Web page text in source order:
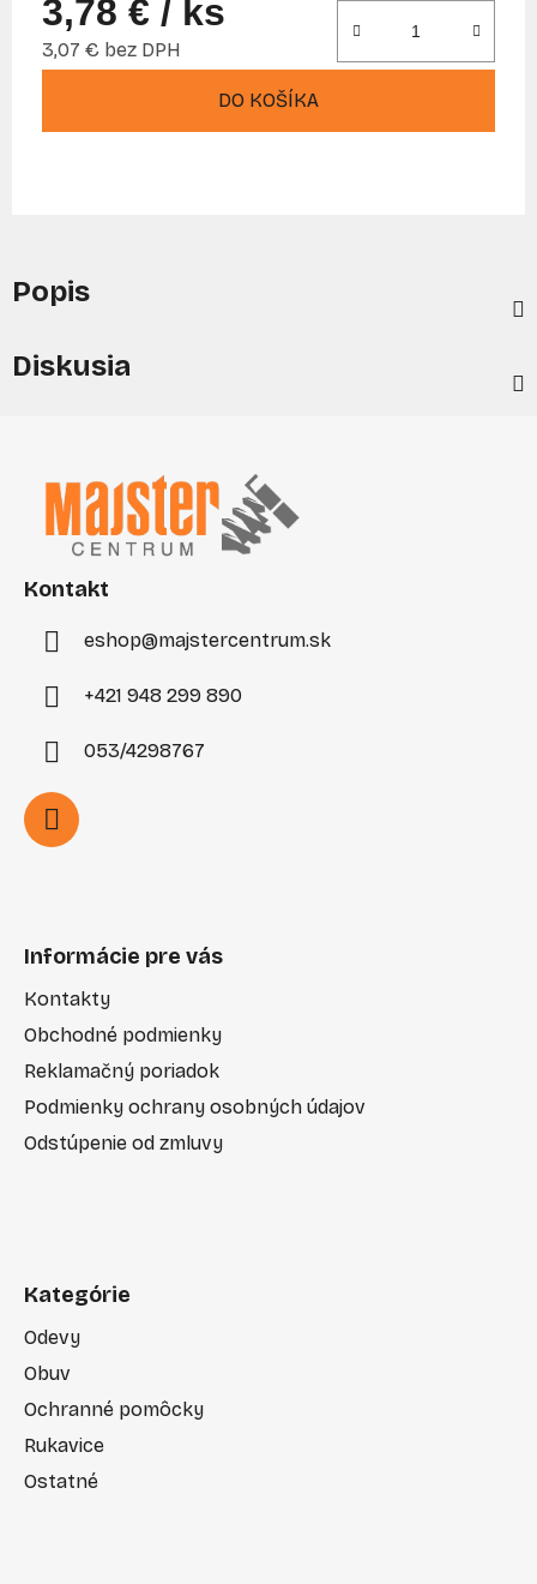
3,78 € / ks
3,07 € bez DPH
DO KOŠÍKA
Popis
Diskusia
Kontakt
eshop@majstercentrum.sk
+421 948 299 890
053/4298767
Informácie pre vás
Kontakty
Obchodné podmienky
Reklamačný poriadok
Podmienky ochrany osobných údajov
Odstúpenie od zmluvy
Kategórie
Odevy
Obuv
Ochranné pomôcky
Rukavice
Ostatné